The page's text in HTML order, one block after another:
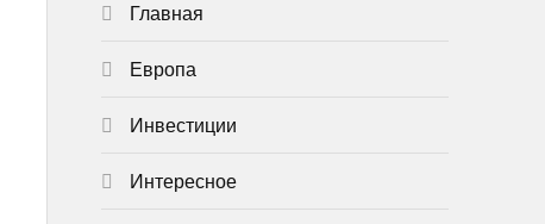
Главная
Европа
Инвестиции
Интересное